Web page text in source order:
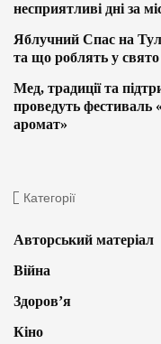
несприятливі дні за
Яблучний Спас на
та що роблять у свято
Мед, традиції та
проведуть фестиваль
аромат»
Категорії
Авторський матеріал
Війна
Здоров’я
Кіно